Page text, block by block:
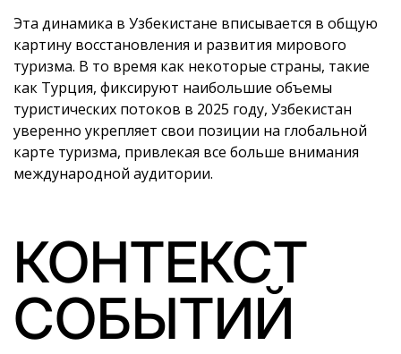
Эта динамика в Узбекистане вписывается в общую
картину восстановления и развития мирового
туризма. В то время как некоторые страны, такие
как Турция, фиксируют наибольшие объемы
туристических потоков в 2025 году, Узбекистан
уверенно укрепляет свои позиции на глобальной
карте туризма, привлекая все больше внимания
международной аудитории.
КОНТЕКСТ
СОБЫТИЙ